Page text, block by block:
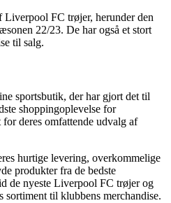
Liverpool FC trøjer, herunder den
22/23. De har også et stort
til salg.
sportsbutik, der har gjort det til
shoppingoplevelse for
deres omfattende udvalg af
hurtige levering, overkommelige
produkter fra de bedste
de nyeste Liverpool FC trøjer og
sortiment til klubbens merchandise.